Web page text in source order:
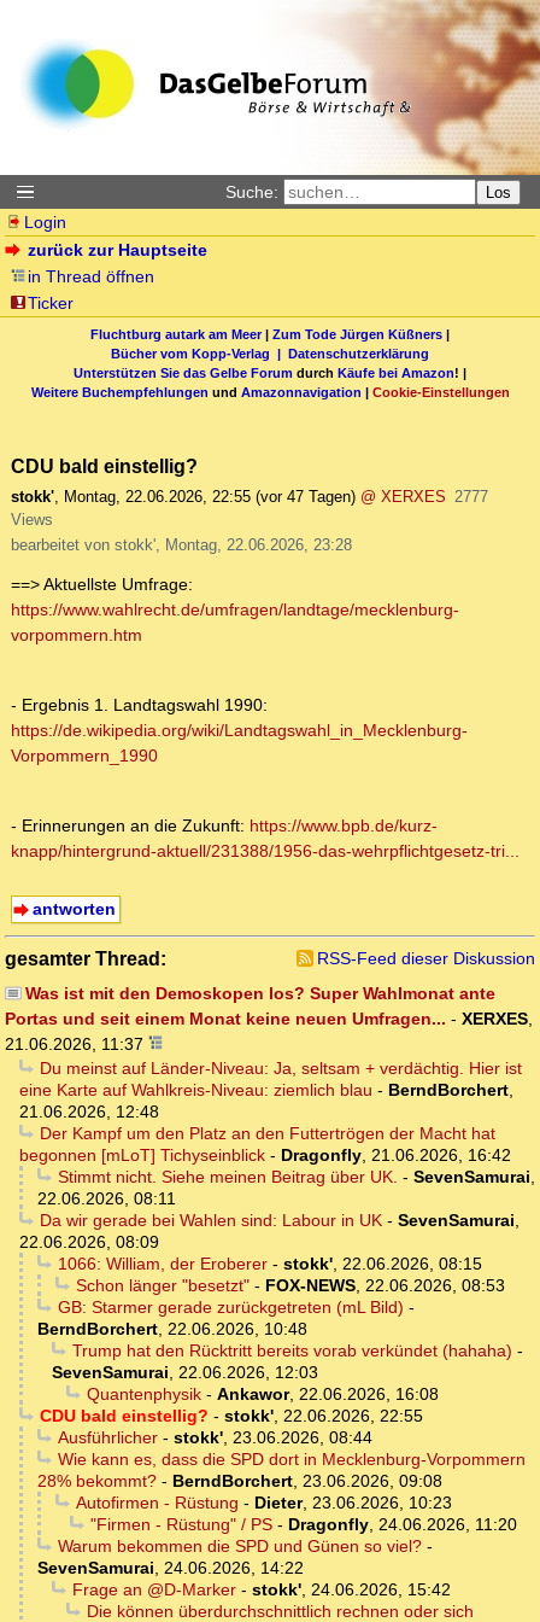
Suche: Los
Login
zurück zur Hauptseite
in Thread öffnen
Ticker
Fluchtburg autark am Meer| Zum Tode Jürgen Küßners |
Bücher vom Kopp-Verlag | Datenschutzerklärung
Unterstützen Sie das Gelbe Forum durch Käufe bei Amazon! |
Weitere Buchempfehlungen und Amazonnavigation | Cookie-Einstellungen
CDU bald einstellig?
stokk', Montag, 22.06.2026, 22:55 (vor 47 Tagen) @ XERXES 2777
Views
bearbeitet von stokk', Montag, 22.06.2026, 23:28
==> Aktuellste Umfrage:
https://www.wahlrecht.de/umfragen/landtage/mecklenburg-
vorpommern.htm
- Ergebnis 1. Landtagswahl 1990:
https://de.wikipedia.org/wiki/Landtagswahl_in_Mecklenburg-
Vorpommern_1990
- Erinnerungen an die Zukunft: https://www.bpb.de/kurz-
knapp/hintergrund-aktuell/231388/1956-das-wehrpflichtgesetz-tri...
antworten
gesamter Thread:
RSS-Feed dieser Diskussion
Was ist mit den Demoskopen los? Super Wahlmonat ante
Portas und seit einem Monat keine neuen Umfragen... - XERXES,
21.06.2026, 11:37
Du meinst auf Länder-Niveau: Ja, seltsam + verdächtig. Hier ist
eine Karte auf Wahlkreis-Niveau: ziemlich blau - BerndBorchert,
21.06.2026, 12:48
Der Kampf um den Platz an den Futtertrögen der Macht hat
begonnen [mLoT] Tichyseinblick - Dragonfly, 21.06.2026, 16:42
Stimmt nicht. Siehe meinen Beitrag über UK. - SevenSamurai,
22.06.2026, 08:11
Da wir gerade bei Wahlen sind: Labour in UK- SevenSamurai,
22.06.2026, 08:09
1066: William, der Eroberer- stokk', 22.06.2026, 08:15
Schon länger "besetzt"- FOX-NEWS, 22.06.2026, 08:53
GB: Starmer gerade zurückgetreten (mL Bild) -
BerndBorchert, 22.06.2026, 10:48
Trump hat den Rücktritt bereits vorab verkündet (hahaha) -
SevenSamurai, 22.06.2026, 12:03
Quantenphysik- Ankawor, 22.06.2026, 16:08
CDU bald einstellig? - stokk', 22.06.2026, 22:55
Ausführlicher- stokk', 23.06.2026, 08:44
Wie kann es, dass die SPD dort in Mecklenburg-Vorpommern
28% bekommt? - BerndBorchert, 23.06.2026, 09:08
Autofirmen - Rüstung - Dieter, 23.06.2026, 10:23
"Firmen - Rüstung" / PS- Dragonfly, 24.06.2026, 11:20
Warum bekommen die SPD und Günen so viel?-
SevenSamurai, 24.06.2026, 14:22
Frage an @D-Marker- stokk', 24.06.2026, 15:42
Die können überdurchschnittlich rechnen oder sich